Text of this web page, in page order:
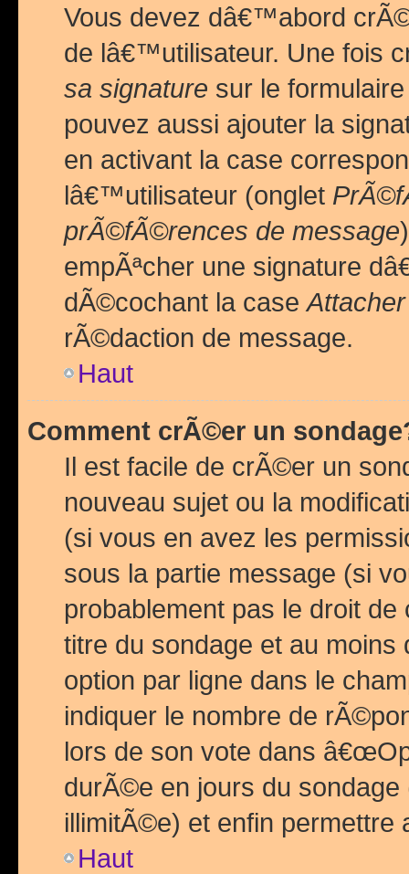
Vous devez dâ€™abord
de lâ€™utilisateur. Une fois
sa signature sur le
pouvez aussi ajouter la
en activant la case
lâ€™utilisateur (onglet
prÃ©fÃ©rences de message
empÃªcher une signature
dÃ©cochant la case
rÃ©daction de message.
Haut
Comment crÃ©er un
Il est facile de crÃ©er un
nouveau sujet ou la
(si vous en avez les
sous la partie message (si
probablement pas le droit
titre du sondage et au
option par ligne dans le
indiquer le nombre de
lors de son vote dans
durÃ©e en jours du
illimitÃ©e) et enfin permettre
Haut